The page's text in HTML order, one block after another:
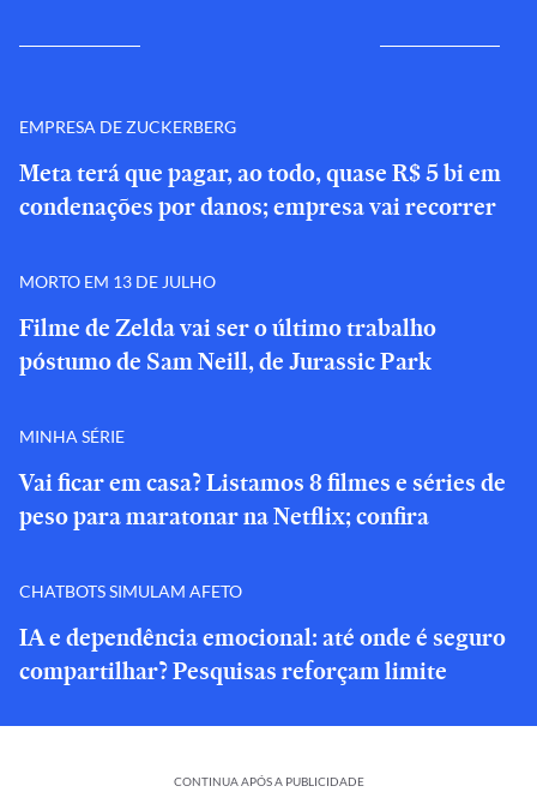
EMPRESA DE ZUCKERBERG
Meta terá que pagar, ao todo, quase R$ 5 bi em
condenações por danos; empresa vai recorrer
MORTO EM 13 DE JULHO
Filme de Zelda vai ser o último trabalho
póstumo de Sam Neill, de Jurassic Park
MINHA SÉRIE
Vai ficar em casa? Listamos 8 filmes e séries de
peso para maratonar na Netflix; confira
CHATBOTS SIMULAM AFETO
IA e dependência emocional: até onde é seguro
compartilhar? Pesquisas reforçam limite
CONTINUA APÓS A PUBLICIDADE